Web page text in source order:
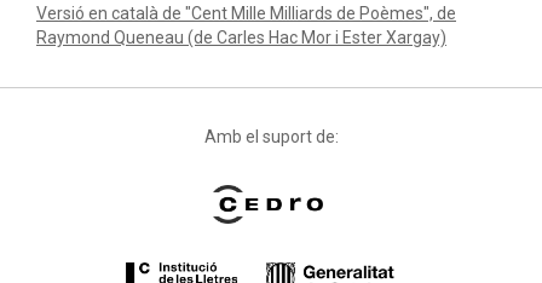
Versió en català de "Cent Mille Milliards de Poèmes", de
Raymond Queneau (de Carles Hac Mor i Ester Xargay)
Amb el suport de: